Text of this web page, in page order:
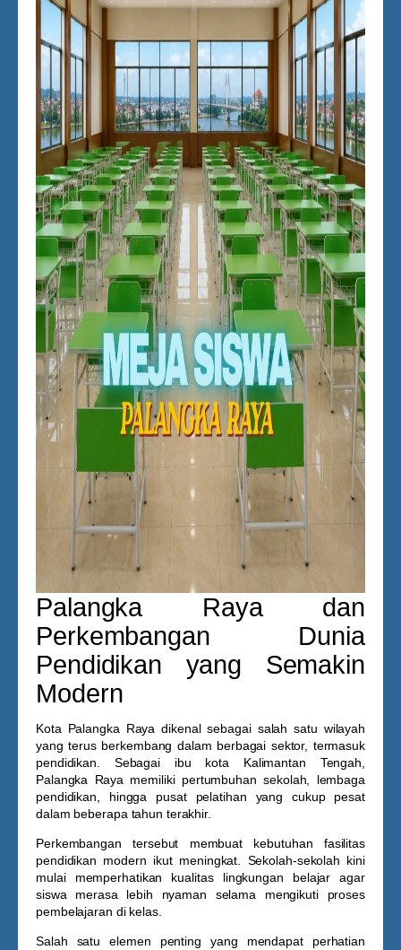
Palangka Raya dan
Perkembangan Dunia
Pendidikan yang Semakin
Modern
Kota Palangka Raya dikenal sebagai salah satu wilayah
yang terus berkembang dalam berbagai sektor, termasuk
pendidikan. Sebagai ibu kota Kalimantan Tengah,
Palangka Raya memiliki pertumbuhan sekolah, lembaga
pendidikan, hingga pusat pelatihan yang cukup pesat
dalam beberapa tahun terakhir.
Perkembangan tersebut membuat kebutuhan fasilitas
pendidikan modern ikut meningkat. Sekolah-sekolah kini
mulai memperhatikan kualitas lingkungan belajar agar
siswa merasa lebih nyaman selama mengikuti proses
pembelajaran di kelas.
Salah satu elemen penting yang mendapat perhatian